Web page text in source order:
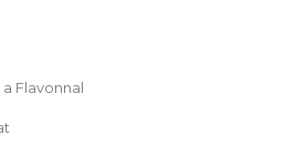
Flavonnal